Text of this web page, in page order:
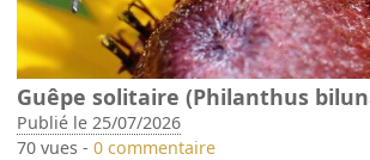
Guêpe solitaire (Philanthus
Publié le 25/07/2026
70 vues -0 commentaire